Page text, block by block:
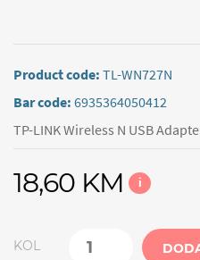
Product code: TL-WN727N
Bar code: 6935364050412
TP-LINK Wireless N USB
18,60 KM i
KOL